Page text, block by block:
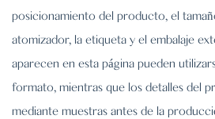
posicionamiento del producto, el
atomizador, la etiqueta y el embalaje
aparecen en esta página pueden
formato, mientras que los detalles del
mediante muestras antes de la